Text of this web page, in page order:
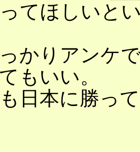
てほしいと
かりアンケ
もいい。
日本に勝っ